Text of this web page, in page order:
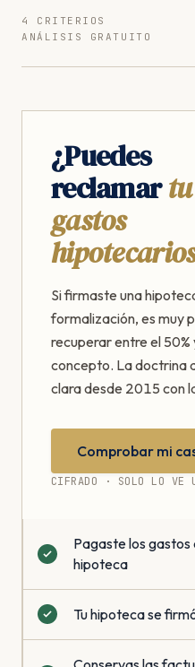
4 CRITERIOS
ANÁLISIS GRATUITO
¿Puedes
reclamartu
gastos
Si firmaste una
formalización, es muy
recuperar entre el
concepto. La doctrina
clara desde 2015 con
Comprobar mi
CIFRADO · SOLO LO VE
Pagaste los
hipoteca
Tu hipoteca se